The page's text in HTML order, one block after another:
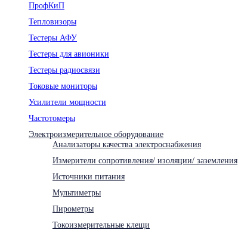
ПрофКиП
Тепловизоры
Тестеры АФУ
Тестеры для авионики
Тестеры радиосвязи
Токовые мониторы
Усилители мощности
Частотомеры
Электроизмерительное оборудование
Анализаторы качества электроснабжения
Измерители сопротивления/ изоляции/ заземления
Источники питания
Мультиметры
Пирометры
Токоизмерительные клещи